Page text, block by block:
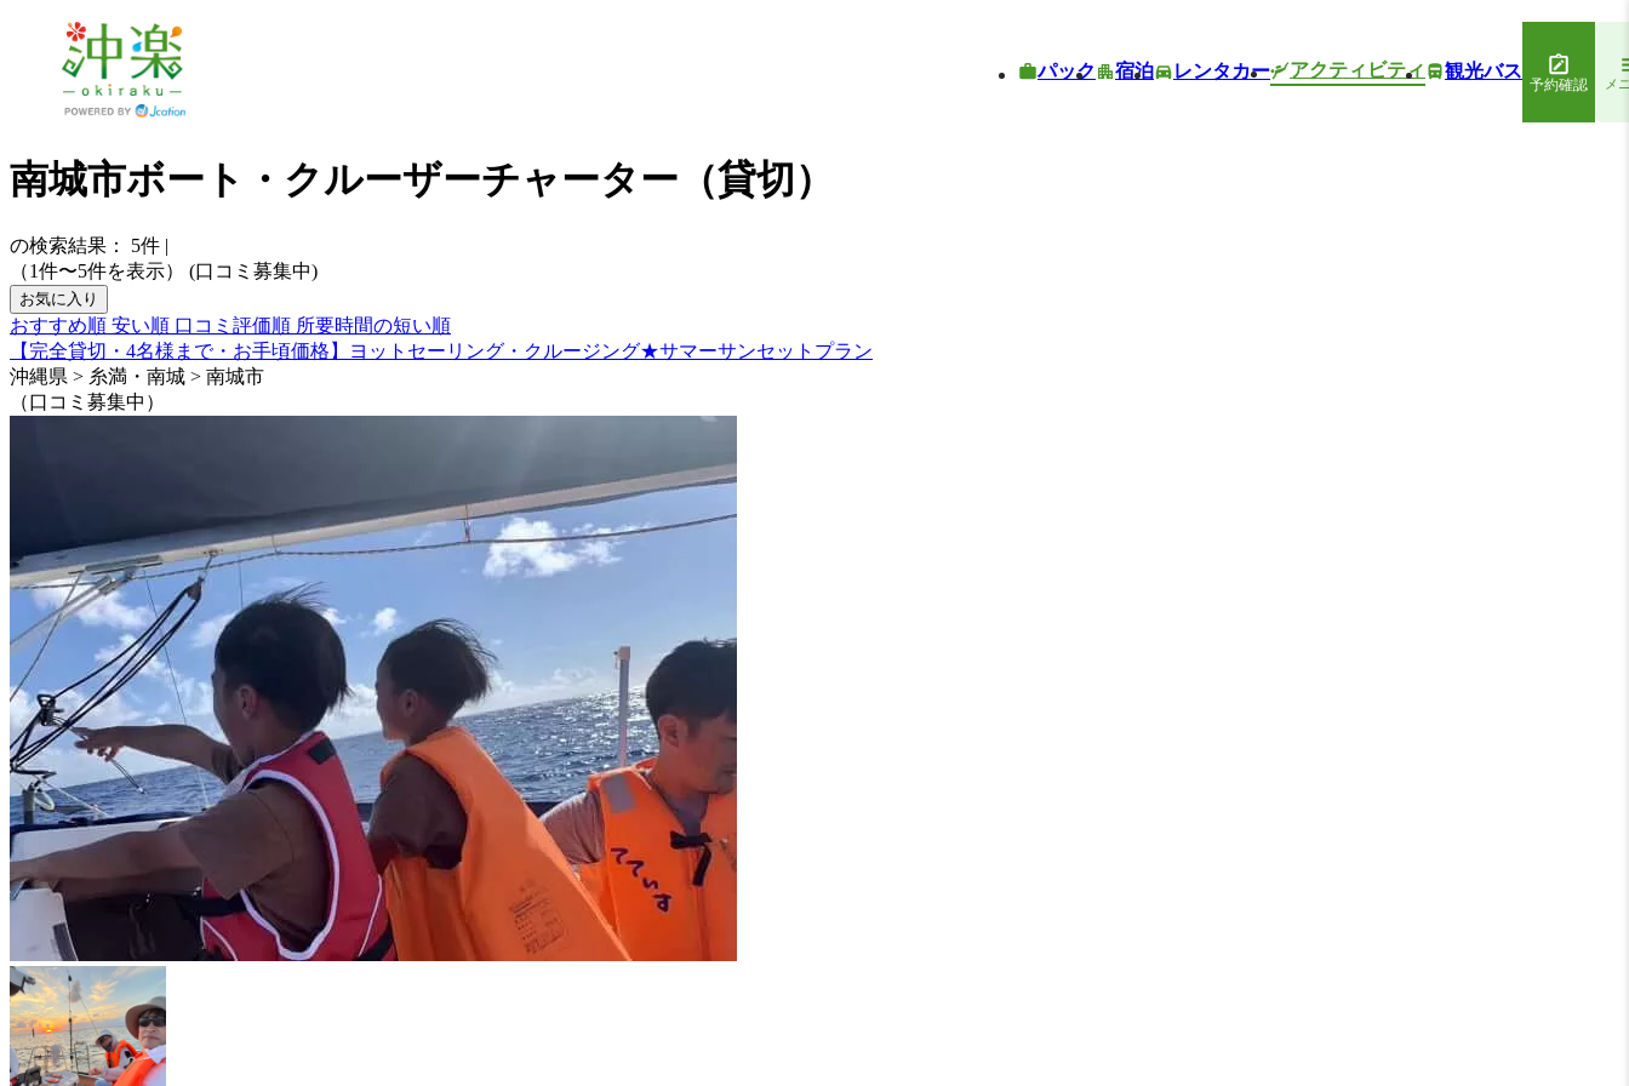
パック 宿泊 レンタカー アクティビティ 観光バス
予約確認 メ
南城市ボート・クルーザーチャーター（貸切）
の検索結果： 5件 |
（1件〜5件を表示）
(口コミ募集中)
お気に入り
おすすめ順 安い順 口コミ評価順 所要時間の短い順
【完全貸切・4名様まで・お手頃価格】ヨットセーリング・クルージング★サマーサンセットプラン
沖縄県 > 糸満・南城 > 南城市
（口コミ募集中）